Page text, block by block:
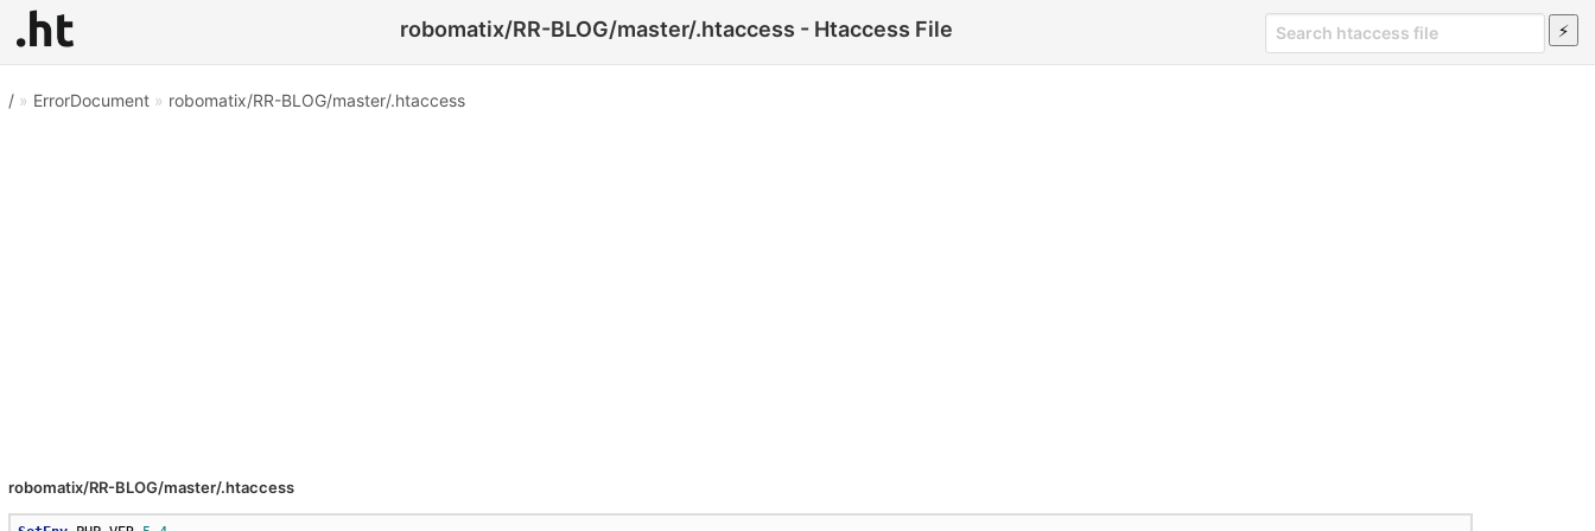
robomatix/RR-BLOG/master/.htaccess - Htaccess File
/» ErrorDocument» robomatix/RR-BLOG/master/.htaccess
robomatix/RR-BLOG/master/.htaccess